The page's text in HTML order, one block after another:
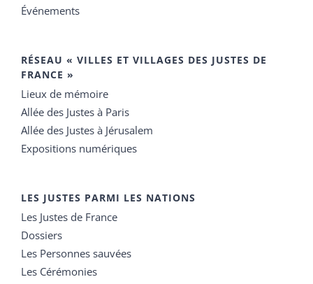
Événements
RÉSEAU « VILLES ET VILLAGES DES JUSTES DE
FRANCE »
Lieux de mémoire
Allée des Justes à Paris
Allée des Justes à Jérusalem
Expositions numériques
LES JUSTES PARMI LES NATIONS
Les Justes de France
Dossiers
Les Personnes sauvées
Les Cérémonies